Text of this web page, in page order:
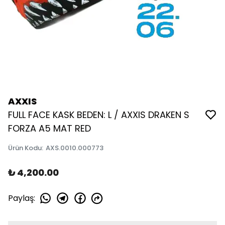
AXXIS
FULL FACE KASK BEDEN: L / AXXIS DRAKEN S
FORZA A5 MAT RED
Ürün Kodu: AXS.0010.000773
₺ 4,200.00
Paylaş: